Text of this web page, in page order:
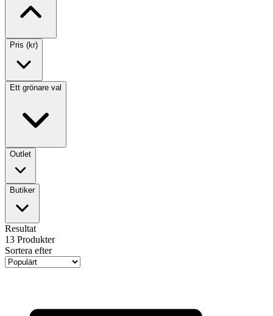
Pris (kr)
Ett grönare val
Outlet
Butiker
Resultat
13 Produkter
Sortera efter